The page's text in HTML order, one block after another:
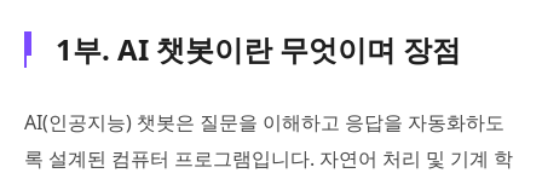
1부. AI 챗봇이란 무엇이며 장점
AI(인공지능) 챗봇은 질문을 이해하고 응답을 자동화하도
록 설계된 컴퓨터 프로그램입니다. 자연어 처리 및 기계 학